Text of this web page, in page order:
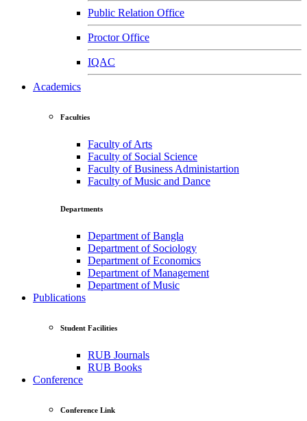
Public Relation Office
Proctor Office
IQAC
Academics
Faculties
Faculty of Arts
Faculty of Social Science
Faculty of Business Administartion
Faculty of Music and Dance
Departments
Department of Bangla
Department of Sociology
Department of Economics
Department of Management
Department of Music
Publications
Student Facilities
RUB Journals
RUB Books
Conference
Conference Link